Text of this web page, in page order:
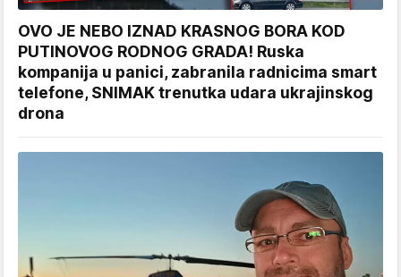
OVO JE NEBO IZNAD KRASNOG BORA KOD
PUTINOVOG RODNOG GRADA! Ruska
kompanija u panici, zabranila radnicima smart
telefone, SNIMAK trenutka udara ukrajinskog
drona